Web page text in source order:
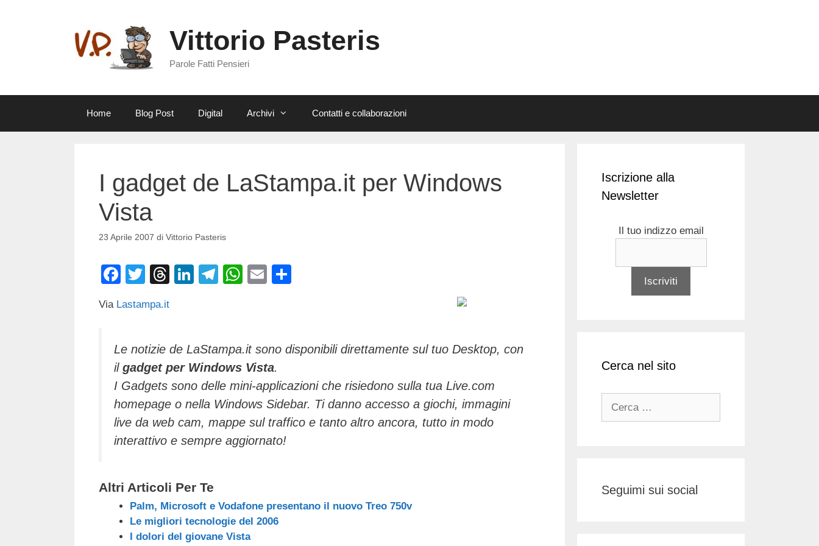
Vittorio Pasteris
Parole Fatti Pensieri
Home Blog Post Digital Archivi Contatti e collaborazioni
I gadget de LaStampa.it per Windows
Vista
23 Aprile 2007 di Vittorio Pasteris
F
c
b
o
o
k
T
tt
T
d
s
Li
dI
n
T
a
m
W
A
p
p
E
vi
Via Lastampa.it
Le notizie de LaStampa.it sono disponibili direttamente sul tuo Desktop, con
il gadget per Windows Vista.
I Gadgets sono delle mini-applicazioni che risiedono sulla tua Live.com
homepage o nella Windows Sidebar. Ti danno accesso a giochi, immagini
live da web cam, mappe sul traffico e tanto altro ancora, tutto in modo
interattivo e sempre aggiornato!
Altri Articoli Per Te
Palm, Microsoft e Vodafone presentano il nuovo Treo 750v
Le migliori tecnologie del 2006
I dolori del giovane Vista
Iscrizione alla
Newsletter
Il tuo indizzo email
Cerca nel sito
Seguimi sui social